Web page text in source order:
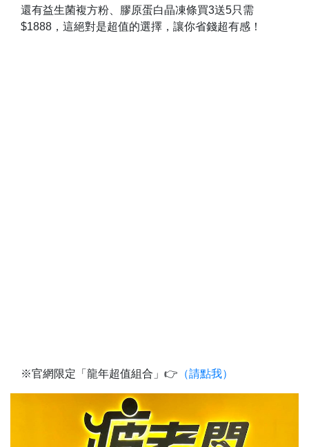
還有益生菌複方粉、膠原蛋白晶凍條買3送5只需
$1888，這絕對是超值的選擇，讓你省錢超有感！
※官網限定「龍年超值組合」👉 （請點我）